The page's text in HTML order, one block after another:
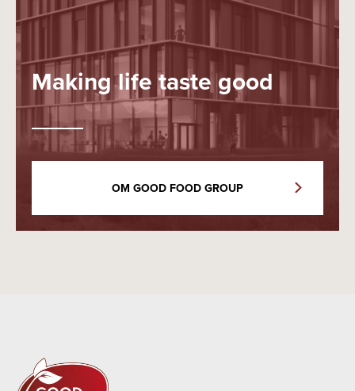
Making life taste good
OM GOOD FOOD GROUP